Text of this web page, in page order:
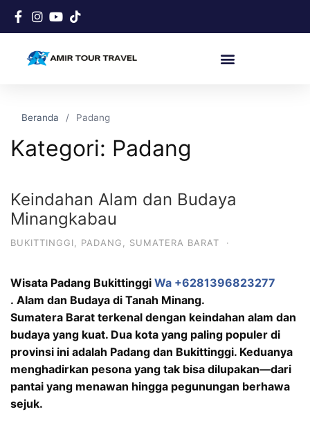
Beranda Padang
Kategori: Padang
Keindahan Alam dan Budaya
Minangkabau
BUKITTINGGI PADANG SUMATERA BARAT ·
Wisata Padang Bukittinggi Wa +6281396823277
. Alam dan Budaya di Tanah Minang.
Sumatera Barat terkenal dengan keindahan alam dan
budaya yang kuat. Dua kota yang paling populer di
provinsi ini adalah Padang dan Bukittinggi. Keduanya
menghadirkan pesona yang tak bisa dilupakan—dari
pantai yang menawan hingga pegunungan berhawa
sejuk.